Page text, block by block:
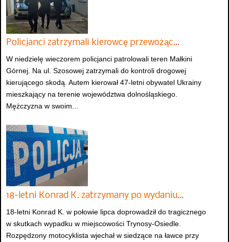
Policjanci zatrzymali kierowcę przewożąc…
W niedzielę wieczorem policjanci patrolowali teren Małkini
Górnej. Na ul. Szosowej zatrzymali do kontroli drogowej
kierującego skodą. Autem kierował 47-letni obywatel Ukrainy
mieszkający na terenie województwa dolnośląskiego.
Mężczyzna w swoim...
18-letni Konrad K. zatrzymany po wydaniu…
18-letni Konrad K. w połowie lipca doprowadził do tragicznego
w skutkach wypadku w miejscowości Trynosy-Osiedle.
Rozpędzony motocyklista wjechał w siedzące na ławce przy